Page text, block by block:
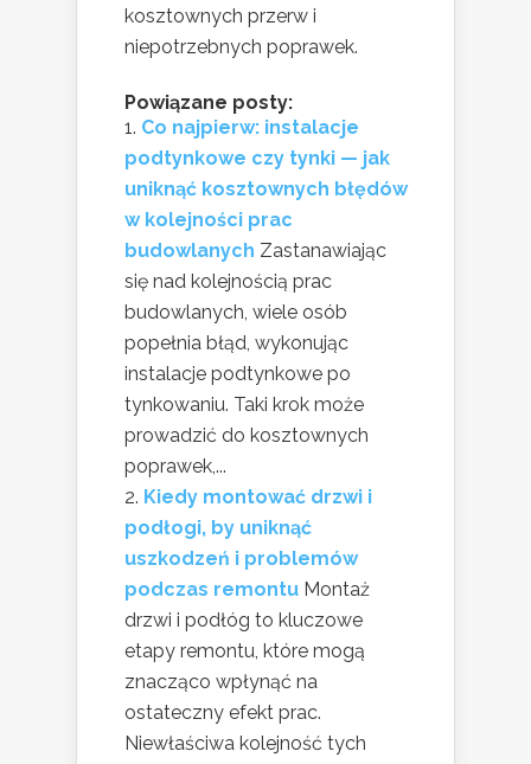
kosztownych przerw i
niepotrzebnych poprawek.
Powiązane posty:
Co najpierw: instalacje
podtynkowe czy tynki — jak
uniknąć kosztownych błędów
w kolejności prac
budowlanych Zastanawiając
się nad kolejnością prac
budowlanych, wiele osób
popełnia błąd, wykonując
instalacje podtynkowe po
tynkowaniu. Taki krok może
prowadzić do kosztownych
poprawek,...
Kiedy montować drzwi i
podłogi, by uniknąć
uszkodzeń i problemów
podczas remontu Montaż
drzwi i podłóg to kluczowe
etapy remontu, które mogą
znacząco wpłynąć na
ostateczny efekt prac.
Niewłaściwa kolejność tych